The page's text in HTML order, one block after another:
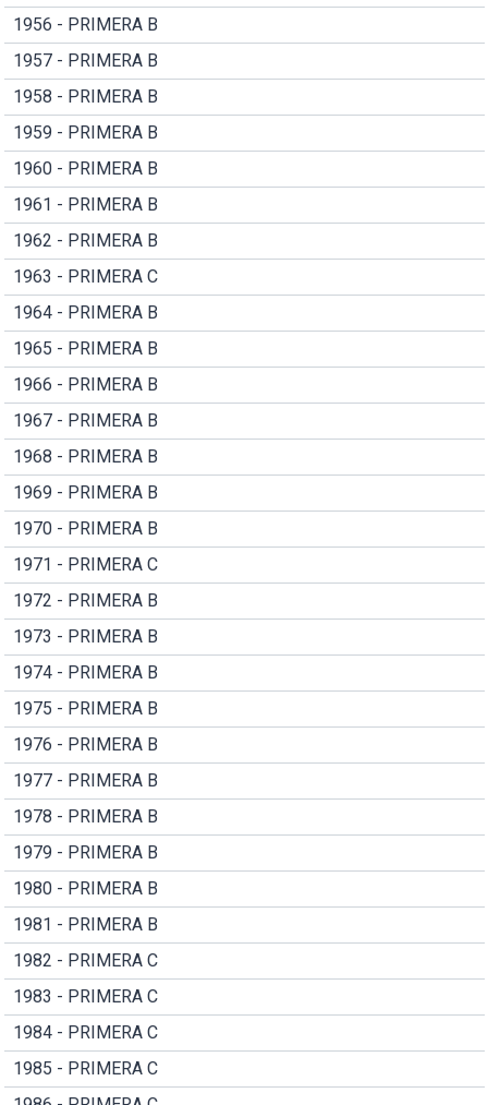
1956 - PRIMERA B
1957 - PRIMERA B
1958 - PRIMERA B
1959 - PRIMERA B
1960 - PRIMERA B
1961 - PRIMERA B
1962 - PRIMERA B
1963 - PRIMERA C
1964 - PRIMERA B
1965 - PRIMERA B
1966 - PRIMERA B
1967 - PRIMERA B
1968 - PRIMERA B
1969 - PRIMERA B
1970 - PRIMERA B
1971 - PRIMERA C
1972 - PRIMERA B
1973 - PRIMERA B
1974 - PRIMERA B
1975 - PRIMERA B
1976 - PRIMERA B
1977 - PRIMERA B
1978 - PRIMERA B
1979 - PRIMERA B
1980 - PRIMERA B
1981 - PRIMERA B
1982 - PRIMERA C
1983 - PRIMERA C
1984 - PRIMERA C
1985 - PRIMERA C